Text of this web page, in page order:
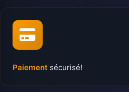
Paiement sécurisé!